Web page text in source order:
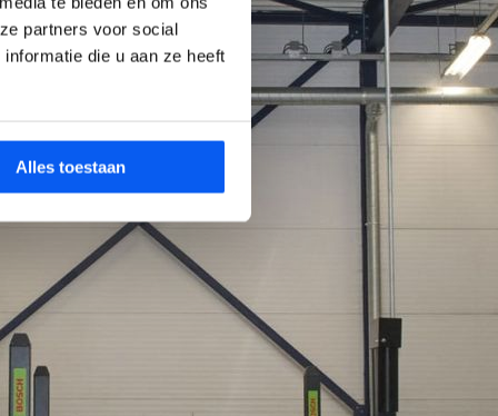
partners voor social
die u aan ze heeft
Alles toestaan